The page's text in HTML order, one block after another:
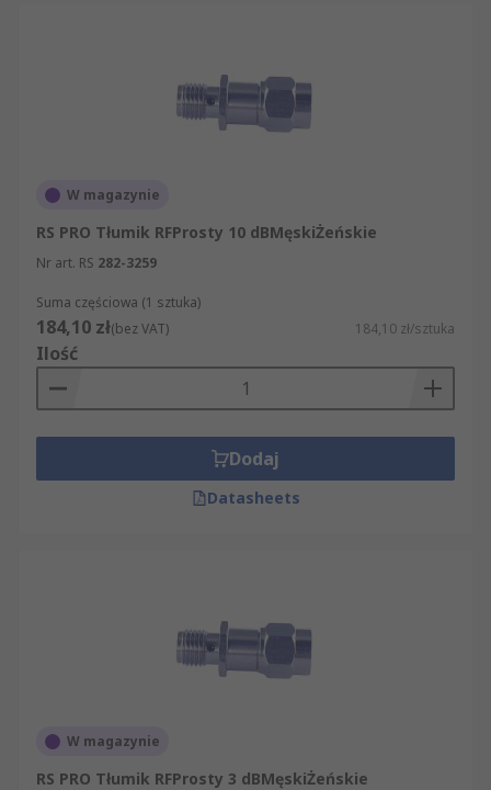
W magazynie
RS PRO Tłumik RFProsty 10 dBMęskiŻeńskie
Nr art. RS 282-3259
Suma częściowa (1 sztuka)
184,10 zł(bez VAT) 184,10 zł/sztuka
Ilość
Dodaj
Datasheets
W magazynie
RS PRO Tłumik RFProsty 3 dBMęskiŻeńskie